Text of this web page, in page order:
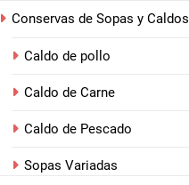
Conservas de Sopas y Caldos
Caldo de pollo
Caldo de Carne
Caldo de Pescado
Sopas Variadas